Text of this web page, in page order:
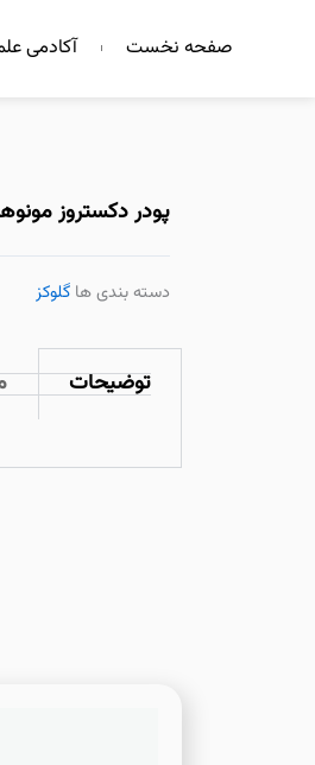
صفحه نخست آکادمی
پودر دکستروز مونوهیدرات خوراکی
دسته بندی ها گلوکز
توضیحات